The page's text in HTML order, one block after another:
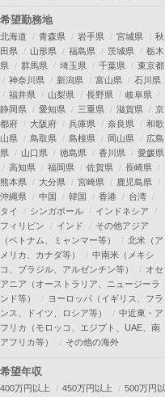
希望勤務地
北海道 青森県 岩手県 宮城県
秋
田県
山形県 福島県 茨城県
栃木
県
群馬県 埼玉県 千葉県
東京都
神奈川県
新潟県 富山県
石川県
福井県
山梨県 長野県
岐阜県
静岡県
愛知県 三重県 滋賀県
京
都府
大阪府 兵庫県 奈良県
和歌
山県
鳥取県 島根県 岡山県
広島
県
山口県 徳島県 香川県
愛媛県
高知県
福岡県 佐賀県
長崎県
熊本県
大分県 宮崎県
鹿児島県
沖縄県
中国 韓国 香港
台湾
タイ
シンガポール
インドネシア
フィリピン
インド
その他アジア
（ベトナム、ミャンマー等）
北米（ア
メリカ、カナダ等）
中南米（メキシ
コ、ブラジル、アルゼンチン等）
オセ
アニア（オーストラリア、ニュージーラ
ンド等）
ヨーロッパ（イギリス、フラ
ンス、ドイツ、ロシア等）
中近東・ア
フリカ（モロッコ、エジプト、UAE、南
アフリカ等）
その他の海外
希望年収
400万円以上 450万円以上
500万円以